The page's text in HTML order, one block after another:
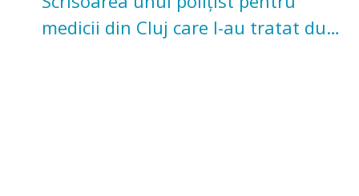
medicii din Cluj care l-au tratat după